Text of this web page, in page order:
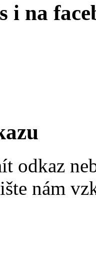
i na
odkaz
nám